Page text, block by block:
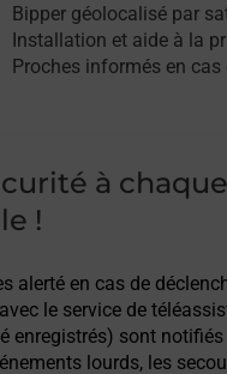
Bipper géolocalisé par
Installation et aide à la
Proches informés en cas
à
!
alerté en cas de
le service de
enregistrés) sont
lourds, les